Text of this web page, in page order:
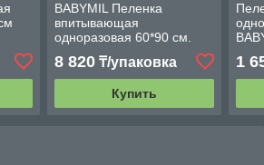
BABYMIL Пеленка
впитывающая
одноразовая 60*90 см.
"Оптима" по 30 шт.
8 820₸/упаковка
Купить
1